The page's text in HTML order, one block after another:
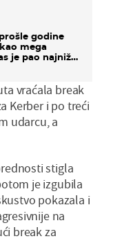
godine
mega
je pao najniže
vraćala break
Kerber i po treći
udarcu, a
stigla
je izgubila
pokazala i
na
break za